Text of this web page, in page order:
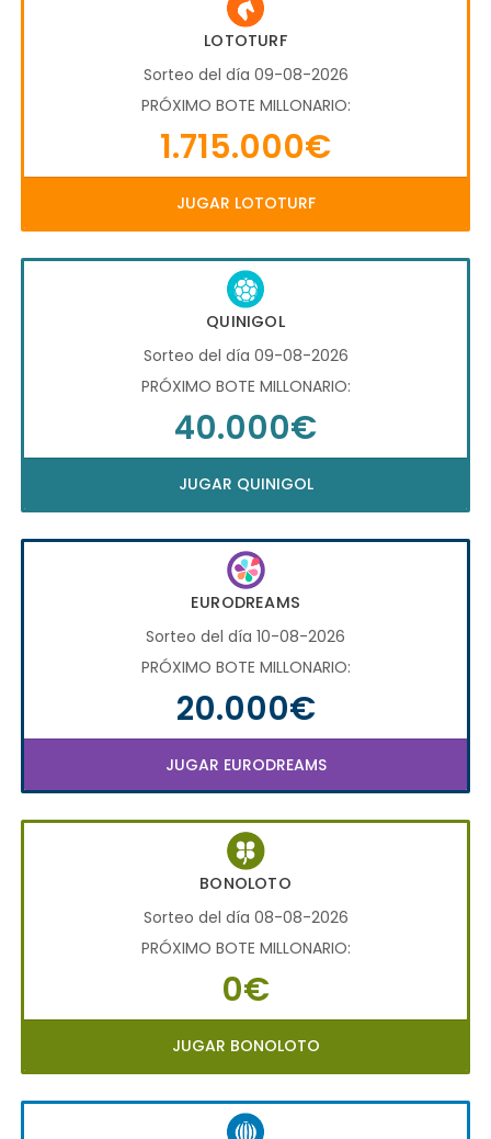
LOTOTURF
Sorteo del día 09-08-2026
PRÓXIMO BOTE MILLONARIO:
1.715.000€
JUGAR LOTOTURF
QUINIGOL
Sorteo del día 09-08-2026
PRÓXIMO BOTE MILLONARIO:
40.000€
JUGAR QUINIGOL
EURODREAMS
Sorteo del día 10-08-2026
PRÓXIMO BOTE MILLONARIO:
20.000€
JUGAR EURODREAMS
BONOLOTO
Sorteo del día 08-08-2026
PRÓXIMO BOTE MILLONARIO:
0€
JUGAR BONOLOTO